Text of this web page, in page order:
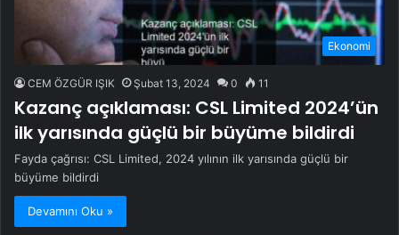
Ekonomi
CEM ÖZGÜR IŞIK Şubat 13, 2024 0 11
Kazanç açıklaması: CSL Limited 2024’ün
ilk yarısında güçlü bir büyüme bildirdi
Fayda çağrısı: CSL Limited, 2024 yılının ilk yarısında güçlü bir
büyüme bildirdi
Devamını Oku »